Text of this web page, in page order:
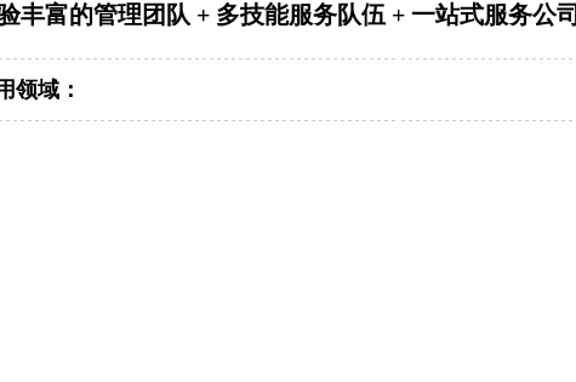
丰富的管理团队 + 多技能服务队伍 + 一站式服务公司
领域：